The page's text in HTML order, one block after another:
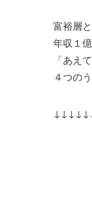
富裕層
年収１
「あえ
４つの